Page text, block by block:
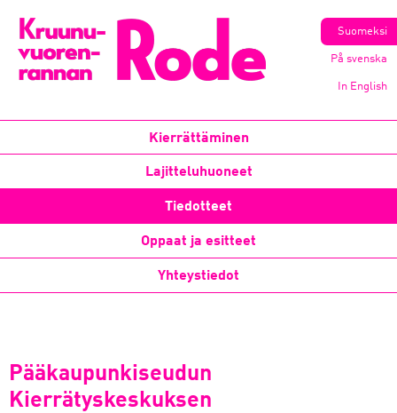
Suomeksi
På svenska
In English
Kierrättäminen
Lajitteluhuoneet
Tiedotteet
Oppaat ja esitteet
Yhteystiedot
Pääkaupunkiseudun
Kierrätyskeskuksen